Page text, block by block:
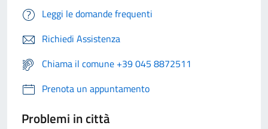
Leggi le domande frequenti
Richiedi Assistenza
Chiama il comune +39 045 8872511
Prenota un appuntamento
Problemi in città